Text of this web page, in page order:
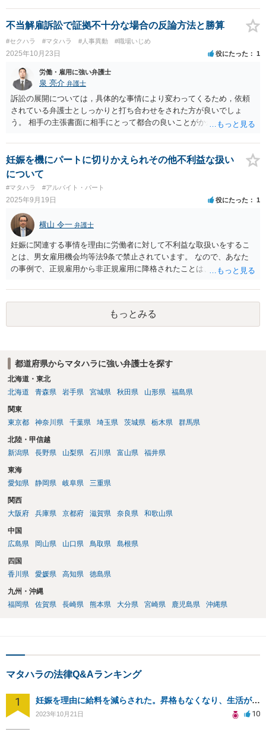
本件の言動が、これらに該当するかどうか、証拠に基づいて、子細な
分析と慎重な対応が必要です。客観的証拠が不可欠です。１０年は時
効すれすれです。どうしてもどうしても納得いかなければ、この手の
問題に精通した弁護士等に、証拠等を直接示すなどして、詳細で分析
していただくのが良いと思われます。法的責任をきちんと追及された
い場合には、労働法にかなり詳しく、上記に関係した法理等にも通じ
た弁護士等に相談し、法的に正確に分析してもらい、今後の対応を検
討するべきです。
不当解雇訴訟で証拠不十分な場合の反論方法と勝算
#セクハラ #マタハラ #人事異動 #職場いじめ
2025年10月23日 役にたった 1
労働・雇用に強い弁護士
泉 亮介 弁護士
訴訟の展開については，具体的な事情により変わってくるため，依頼
されている弁護士としっかりと打ち合わせをされた方が良いでしょ
う。 相手の主張書面に相手にとって都合の良いことがかかれているこ
記載を裁判官がそのまま信用して判断をすると言うことは無いかと思
われます。
妊娠を機にパートに切りかえられその他不利益な扱い
について
#マタハラ #アルバイト・パート
2025年9月19日 役にたった 1
横山 令一 弁護士
妊娠に関連する事情を理由に労働者に対して不利益な取扱いをするこ
とは、男女雇用機会均等法9条で禁止されています。 なので、あなた
の事例で、正規雇用から非正規雇用に降格されたことは、違法の疑い
局の「雇用環境・均等室」が、紛争解決の援助をすることとされてい
ます。まずはそこを指名して、改めて労働局に相談することをお勧め
もっとみる
都道府県からマタハラに強い弁護士を探す
北海道・東北
北海道
青森県 岩手県 宮城県 秋田県 山形県 福島県
関東
東京都
神奈川県 千葉県 埼玉県 茨城県 栃木県 群馬県
北陸・甲信越
新潟県
長野県 山梨県 石川県 富山県 福井県
東海
愛知県
静岡県 岐阜県 三重県
関西
大阪府
兵庫県 京都府 滋賀県 奈良県 和歌山県
中国
広島県
岡山県 山口県 鳥取県 島根県
四国
香川県
愛媛県 高知県 徳島県
九州・沖縄
福岡県
佐賀県 長崎県 熊本県 大分県 宮崎県 鹿児島県 沖縄県
マタハラの法律Q&Aランキング
1 妊娠を理由に給料を減らされた。昇格もなくなり、生活が苦しい。
2023年10月21日 10